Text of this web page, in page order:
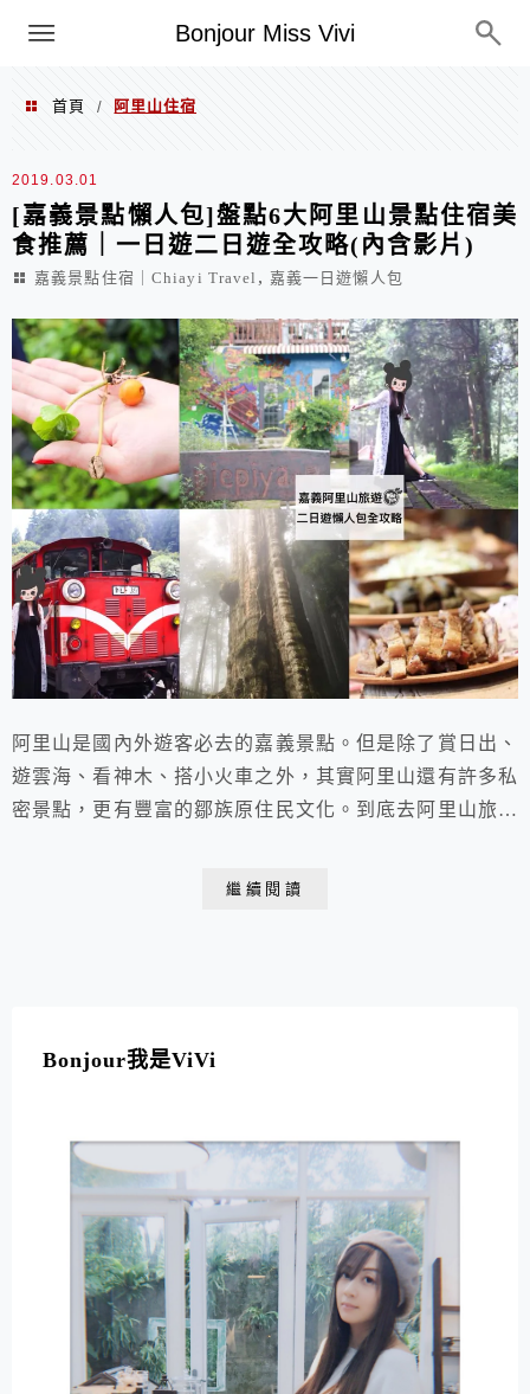
Bonjour Miss Vivi
選單
首頁 / 阿里山住宿
阿里山住宿
2019.03.01
[嘉義景點懶人包]盤點6大阿里山景點住宿美
食推薦｜一日遊二日遊全攻略(內含影片)
嘉義景點住宿｜Chiayi Travel , 嘉義一日遊懶人包
阿里山是國內外遊客必去的嘉義景點。但是除了賞日出、
遊雲海、看神木、搭小火車之外，其實阿里山還有許多私
密景點，更有豐富的鄒族原住民文化。到底去阿里山旅遊
繼續閱讀
Bonjour我是ViVi